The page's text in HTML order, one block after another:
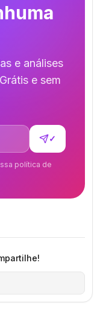
e análises
e sem
✓
política de